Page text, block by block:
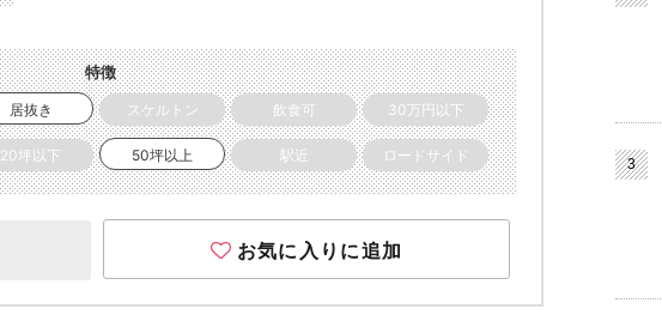
特徴
居抜き スケルトン 飲食可 30万円以下
20坪以下 50坪以上 駅近 ロードサイド
お気に入りに追加